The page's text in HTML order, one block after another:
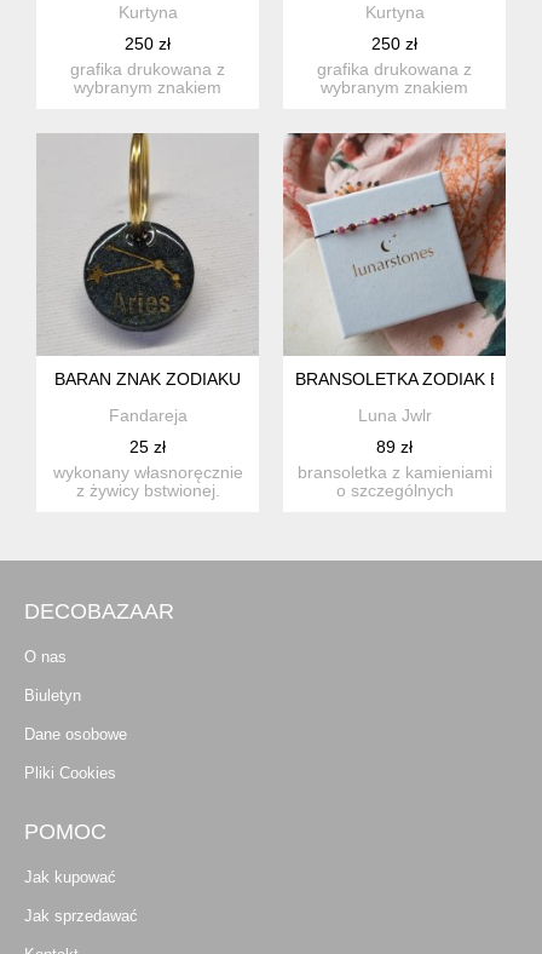
Kurtyna
250 zł
grafika drukowana z
wybranym znakiem
Kurtyna
250 zł
grafika drukowana z
wybranym znakiem
BARAN ZNAK ZODIAKU
Fandareja
25 zł
wykonany własnoręcznie
z żywicy bstwionej.
BRANSOLETKA ZODIAK
Luna Jwlr
89 zł
bransoletka z kamieniami
o szczególnych
DECOBAZAAR
O nas
Biuletyn
Dane osobowe
Pliki Cookies
POMOC
Jak kupować
Jak sprzedawać